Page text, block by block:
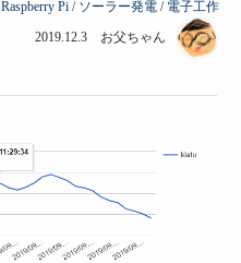
Raspberry Pi / ソーラー発電 / 電子工作
2019.12.3 お父ちゃん